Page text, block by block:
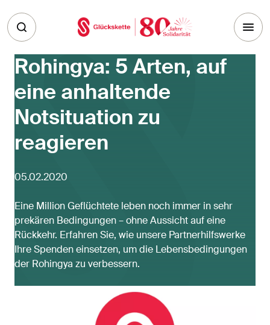
Rohingya: 5 Arten, auf
eine anhaltende
Notsituation zu
reagieren
05.02.2020
Eine Million Geflüchtete leben noch immer in sehr
prekären Bedingungen – ohne Aussicht auf eine
Rückkehr. Erfahren Sie, wie unsere Partnerhilfswerke
Ihre Spenden einsetzen, um die Lebensbedingungen
der Rohingya zu verbessern.